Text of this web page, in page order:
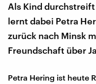
Als Kind
lernt dabei Petra
zurück nach Minsk
Freundschaft über
Petra Hering ist heute